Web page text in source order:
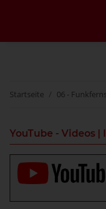
Startseite 06 -
YouTube - Videos |